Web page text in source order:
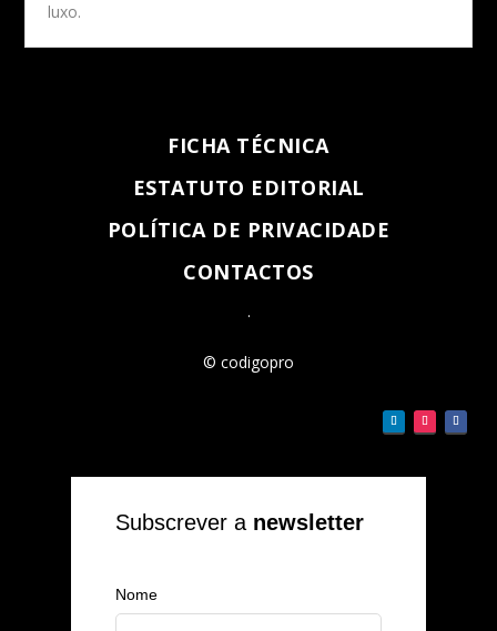
luxo.
FICHA TÉCNICA
ESTATUTO EDITORIAL
POLÍTICA DE PRIVACIDADE
CONTACTOS
.
© codigopro
Subscrever a newsletter
Nome